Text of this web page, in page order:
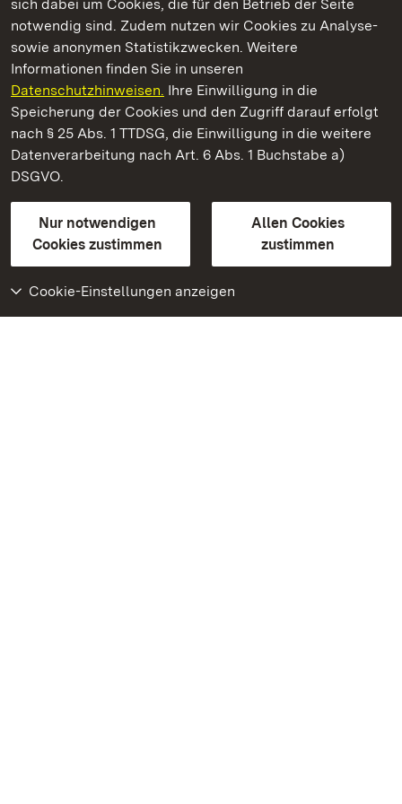
sich dabei um Cookies, die für den Betrieb der Seite
notwendig sind. Zudem nutzen wir Cookies zu Analyse-
sowie anonymen Statistikzwecken. Weitere
Informationen finden Sie in unseren
Datenschutzhinweisen. Ihre Einwilligung in die
Speicherung der Cookies und den Zugriff darauf erfolgt
nach § 25 Abs. 1 TTDSG, die Einwilligung in die weitere
Datenverarbeitung nach Art. 6 Abs. 1 Buchstabe a)
DSGVO.
Nur notwendigen
Cookies zustimmen
Allen Cookies
zustimmen
Cookie-Einstellungen anzeigen
Staatliche Schlösser und Gärten Baden‑Württemberg
Staatliche Schlösser und Gärten Baden-Württemberg
Kontakt
GebärdenspracheLeichte Sprache
Erklärung zur Barrierefreiheit
BITV-konform (geprüfte Seiten)
Weiteres